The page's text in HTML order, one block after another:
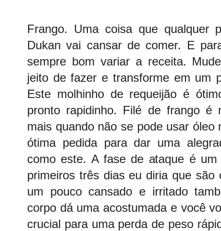
Frango. Uma coisa que qualquer
Dukan vai cansar de comer. E
sempre bom variar a receita.
jeito de fazer e transforme em um
Este molhinho de requeijão é
pronto rapidinho. Filé de frango é
mais quando não se pode usar
ótima pedida para dar uma
como este. A fase de ataque é um
primeiros três dias eu diria que
um pouco cansado e irritado
corpo dá uma acostumada e você
crucial para uma perda de peso